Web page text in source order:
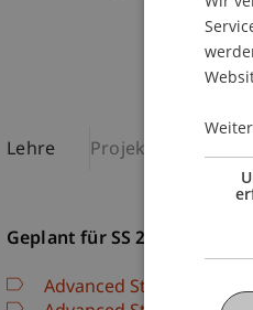
Lehre Projekte
Geplant für SS 26
Advanced Studio